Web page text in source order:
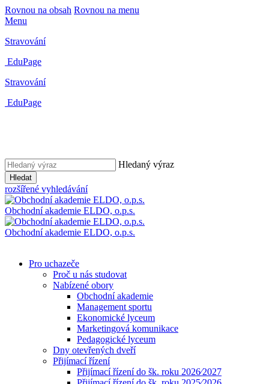
Rovnou na obsah Rovnou na menu
Menu
Stravování
EduPage
Stravování
EduPage
Hledaný výraz
Hledat
rozšířené vyhledávání
Obchodní akademie ELDO, o.p.s.
Obchodní akademie ELDO, o.p.s.
Pro uchazeče
Proč u nás studovat
Nabízené obory
Obchodní akademie
Management sportu
Ekonomické lyceum
Marketingová komunikace
Pedagogické lyceum
Dny otevřených dveří
Přijímací řízení
Přijímací řízení do šk. roku 2026⁄2027